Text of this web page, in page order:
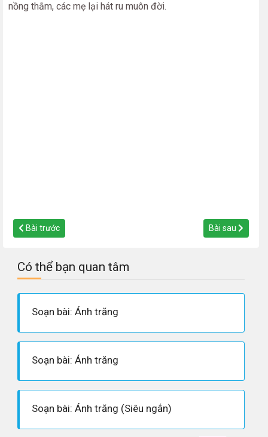
nồng thắm, các mẹ lại hát ru muôn đời.
Bài trước Bài sau
Có thể bạn quan tâm
Soạn bài: Ánh trăng
Soạn bài: Ánh trăng
Soạn bài: Ánh trăng (Siêu ngắn)